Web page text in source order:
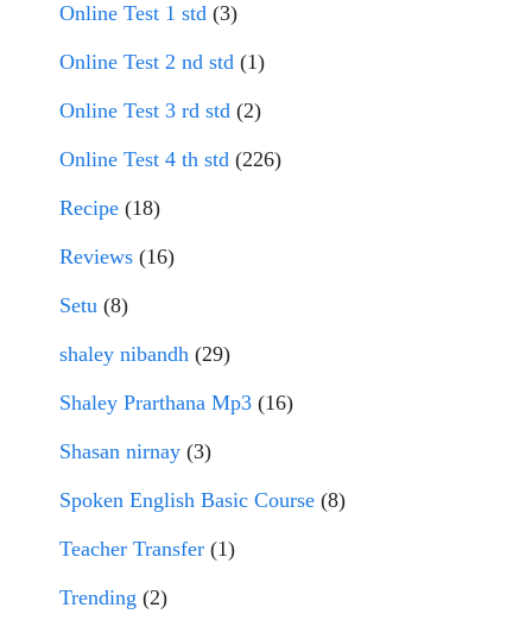
Online Test 1 std (3)
Online Test 2 nd std (1)
Online Test 3 rd std (2)
Online Test 4 th std (226)
Recipe (18)
Reviews (16)
Setu (8)
shaley nibandh (29)
Shaley Prarthana Mp3 (16)
Shasan nirnay (3)
Spoken English Basic Course (8)
Teacher Transfer (1)
Trending (2)